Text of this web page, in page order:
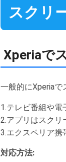
スクリ
Xperiaで
一般的にXperiaで
1.テレビ番組や電
2.アプリはスクリ
3.エクスペリア携
対応方法: